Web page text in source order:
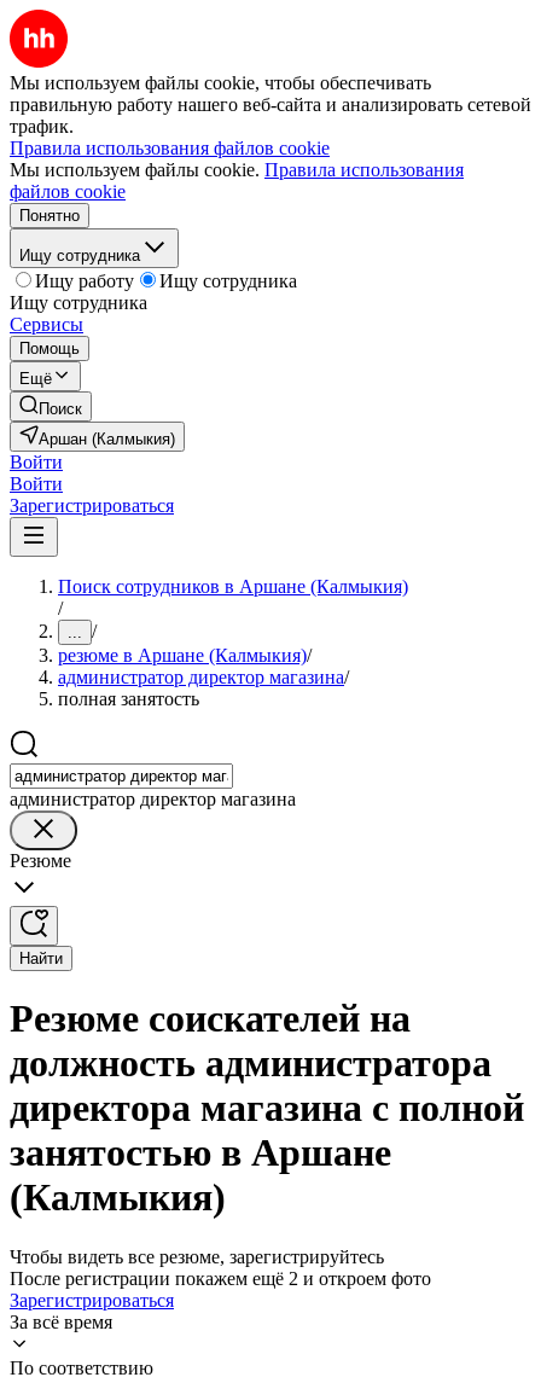
Мы используем файлы cookie, чтобы обеспечивать
правильную работу нашего веб-сайта и анализировать сетевой
трафик.
Правила использования файлов cookie
Мы используем файлы cookie. Правила использования
файлов cookie
Понятно
Ищу сотрудника
Ищу работу
Ищу сотрудника
Ищу сотрудника
Сервисы
Помощь
Ещё
Поиск
Аршан (Калмыкия)
Войти
Войти
Зарегистрироваться
Поиск сотрудников в Аршане (Калмыкия)
/
... /
резюме в Аршане (Калмыкия)/
администратор директор магазина/
полная занятость
администратор директор магазина
Резюме
Найти
Резюме соискателей на
должность администратора
директора магазина с полной
занятостью в Аршане
(Калмыкия)
Чтобы видеть все резюме, зарегистрируйтесь
После регистрации покажем ещё 2 и откроем фото
Зарегистрироваться
За всё время
По соответствию